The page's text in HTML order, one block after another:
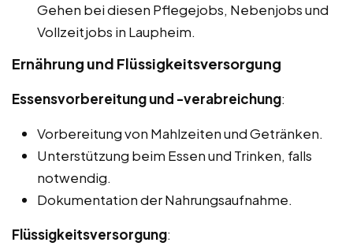
Gehen bei diesen Pflegejobs, Nebenjobs und
Vollzeitjobs in Laupheim.
Ernährung und Flüssigkeitsversorgung
Essensvorbereitung und -verabreichung:
Vorbereitung von Mahlzeiten und Getränken.
Unterstützung beim Essen und Trinken, falls
notwendig.
Dokumentation der Nahrungsaufnahme.
Flüssigkeitsversorgung: